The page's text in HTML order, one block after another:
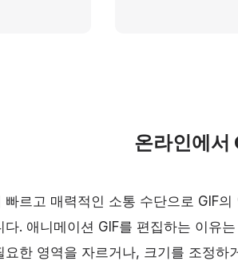
온라인에서
빠르고 매력적인 소통 수단으로 GIF
다. 애니메이션 GIF를 편집하는 이유
요한 영역을 자르거나, 크기를 조정하